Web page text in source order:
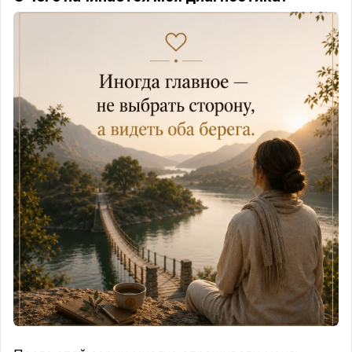
когда их интерпретируют.
А интерпретация зависит от медицинской
модели, которая живёт в голове врача.
✅Парадигма — это очки, через которые смотрят
на сигнал.
▪️Кардиолог видит в частом пульсе тахикардию.
Его модель — сердце и сосуды. Его вывод: «надо
снизить нагрузку на сердце».
▪️Китайский врач видит в том же пульсе Жар,
избыток Ян. Его модель — пять элементов и
меридианы. Его вывод: «надо охладить печень
или лёгкие».
▪️Тибетский врач видит Желчь (огонь). Его модель
— три доши и семь тканей. Его вывод: «надо
охладить Желчь и успокоить Ветер, чтобы Жар не
распространялся на другие ткани».